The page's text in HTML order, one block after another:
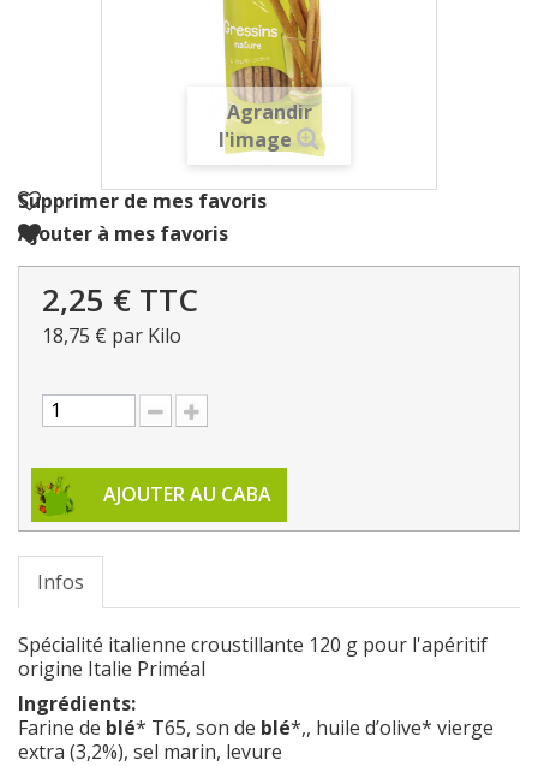
Agrandir
l'image
Supprimer de mes favoris
Ajouter à mes favoris
2,25 € TTC
18,75 € par Kilo
AJOUTER AU CABA
Infos
Spécialité italienne croustillante 120 g pour l'apéritif
origine Italie Priméal
Ingrédients:
Farine de blé* T65, son de blé*,, huile d’olive* vierge
extra (3,2%), sel marin, levure